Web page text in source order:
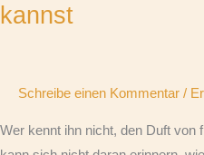
kannst
Schreibe einen Kommentar /
Wer kennt ihn nicht, den Duft von
Schritten
frischen
Kaffee
zubereiten